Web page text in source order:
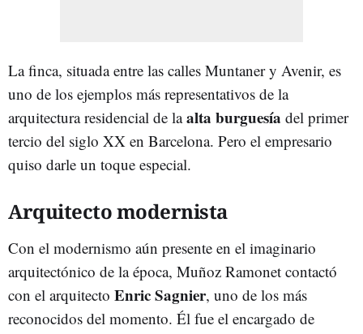
La finca, situada entre las calles Muntaner y Avenir, es
uno de los ejemplos más representativos de la
arquitectura residencial de laalta burguesía del primer
tercio del siglo XX en Barcelona. Pero el empresario
quiso darle un toque especial.
Arquitecto modernista
Con el modernismo aún presente en el imaginario
arquitectónico de la época, Muñoz Ramonet contactó
con el arquitecto Enric Sagnier, uno de los más
reconocidos del momento. Él fue el encargado de